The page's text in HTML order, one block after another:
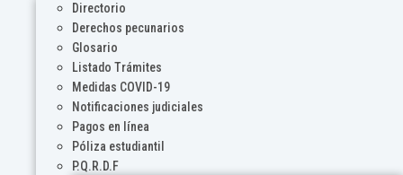
Directorio
Derechos pecunarios
Glosario
Listado Trámites
Medidas COVID-19
Notificaciones judiciales
Pagos en línea
Póliza estudiantil
P.Q.R.D.F